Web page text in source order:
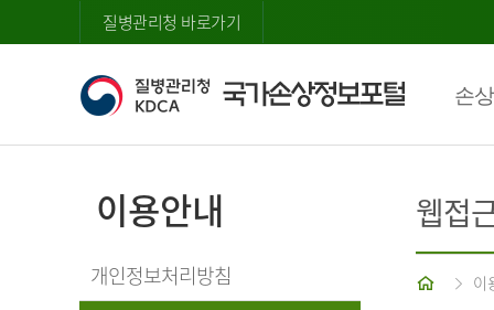
질병관리청 바로가기
손
이용안내
개인정보처리방침
웹접
홈 이